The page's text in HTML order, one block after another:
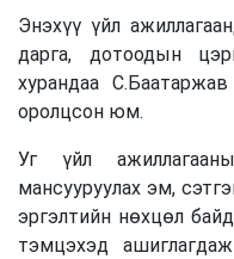
Энэхүү үйл
дарга, дотоодын
хурандаа
оролцсон юм.
Уг үйл
мансууруулах эм,
эргэлтийн нөхцөл
тэмцэхэд